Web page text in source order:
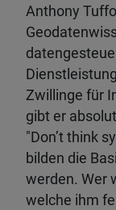
Anthony
Zwillinge für
gibt er
"Don’t think
bilden die
werden. Wer
welche ihm